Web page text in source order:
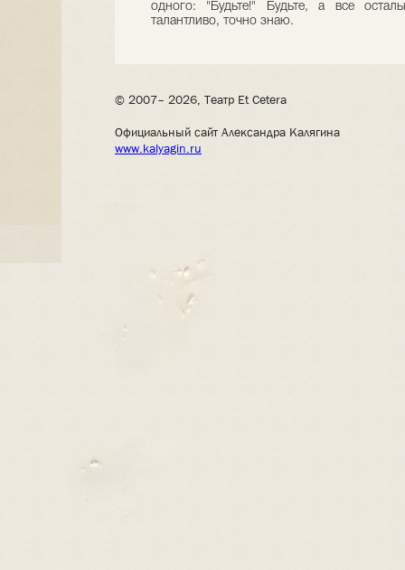
одного: "Будьте!" Будьте, а все
талантливо, точно знаю.
© 2007– 2026, Театр Et Cetera
Официальный сайт Александра Калягина
www.kalyagin.ru